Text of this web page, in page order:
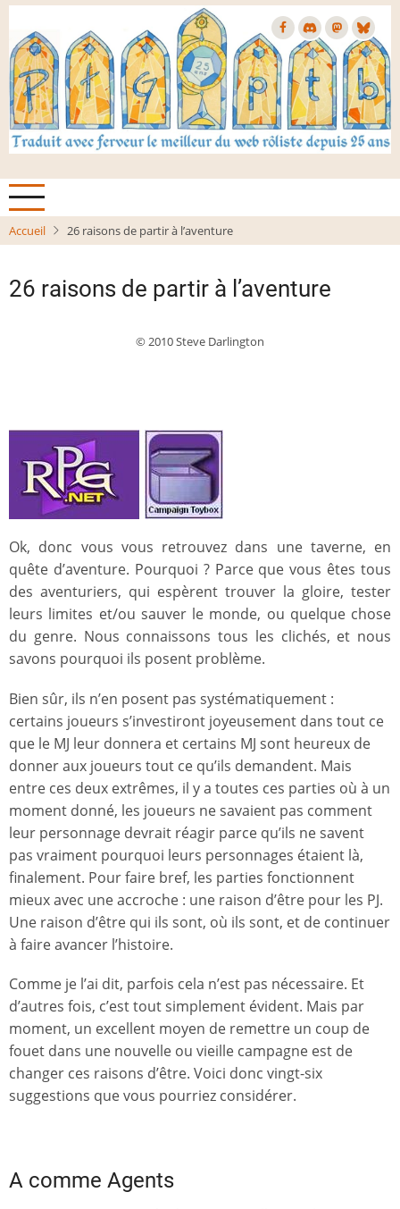
Aller
contenu
principal
Accueil 26 raisons de partir à l’aventure
26 raisons de partir à l’aventure
© 2010 Steve Darlington
Ok, donc vous vous retrouvez dans une taverne, en
quête d’aventure. Pourquoi ? Parce que vous êtes tous
des aventuriers, qui espèrent trouver la gloire, tester
leurs limites et/ou sauver le monde, ou quelque chose
du genre. Nous connaissons tous les clichés, et nous
savons pourquoi ils posent problème.
Bien sûr, ils n’en posent pas systématiquement :
certains joueurs s’investiront joyeusement dans tout ce
que le MJ leur donnera et certains MJ sont heureux de
donner aux joueurs tout ce qu’ils demandent. Mais
entre ces deux extrêmes, il y a toutes ces parties où à un
moment donné, les joueurs ne savaient pas comment
leur personnage devrait réagir parce qu’ils ne savent
pas vraiment pourquoi leurs personnages étaient là,
finalement. Pour faire bref, les parties fonctionnent
mieux avec une accroche : une raison d’être pour les PJ.
Une raison d’être qui ils sont, où ils sont, et de continuer
à faire avancer l’histoire.
Comme je l’ai dit, parfois cela n’est pas nécessaire. Et
d’autres fois, c’est tout simplement évident. Mais par
moment, un excellent moyen de remettre un coup de
fouet dans une nouvelle ou vieille campagne est de
changer ces raisons d’être. Voici donc vingt-six
suggestions que vous pourriez considérer.
A comme Agents